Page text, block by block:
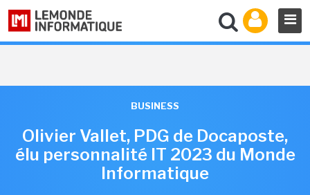
BUSINESS
Olivier Vallet, PDG de Docaposte,
élu personnalité IT 2023 du Monde
Informatique